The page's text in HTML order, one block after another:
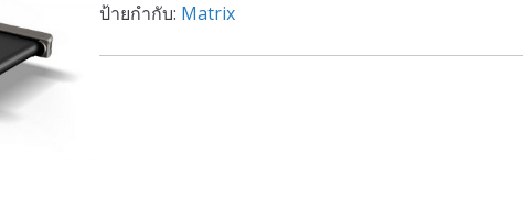
ป้ายกำกับ: Matrix